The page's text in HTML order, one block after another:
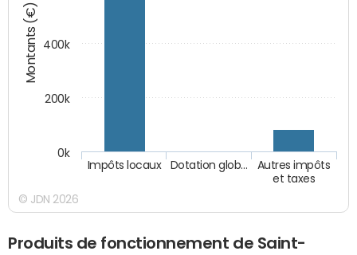
Montants (€)
Autres impôts
et taxes
Dotation glob…
Impôts locaux
0k
200k
400k
© JDN 2026
Produits de fonctionnement de Saint-